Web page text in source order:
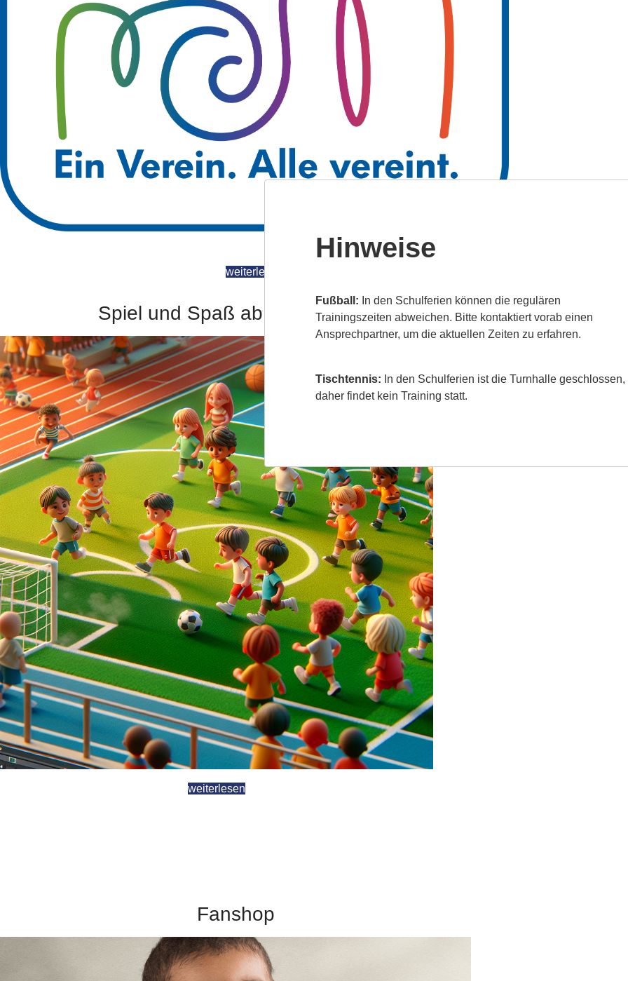
weiterlesen
Spiel und Spaß ab 3 Jahre
weiterlesen
Fanshop
Hinweise
Fußball: In den Schulferien können die regulären
Trainingszeiten abweichen. Bitte kontaktiert vorab einen
Ansprechpartner, um die aktuellen Zeiten zu erfahren.
Tischtennis: In den Schulferien ist die Turnhalle geschlossen,
daher findet kein Training statt.